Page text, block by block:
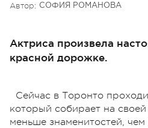
Автор: СОФИЯ РОМАНОВА
Актриса произвела
красной дорожке.
Сейчас в Торонто
который собирает на
меньше знаменитостей,